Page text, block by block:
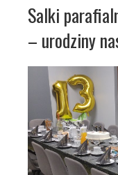
Salki
– urodziny